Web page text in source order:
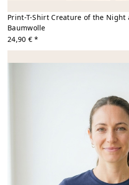
Print-T-Shirt Creature of the Night
Baumwolle
24,90 € *